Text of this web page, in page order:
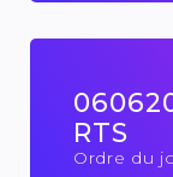
RTS
Ordre du